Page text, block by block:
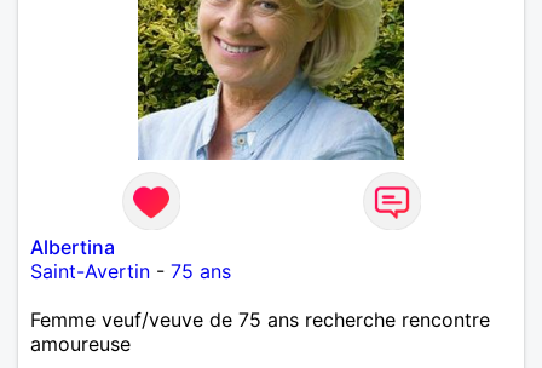
Albertina
Saint-Avertin - 75 ans
Femme veuf/veuve de 75 ans recherche rencontre
amoureuse